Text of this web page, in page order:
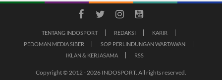
TENTANG INDOSPORT REDAKSI
KARIR
PEDOMAN MEDIA SIBER
SOP PERLINDUNGAN WARTAWAN
IKLAN & KERJASAMA
RSS
Copyright © 2012 - 2026 INDOSPORT. All rights reserved.